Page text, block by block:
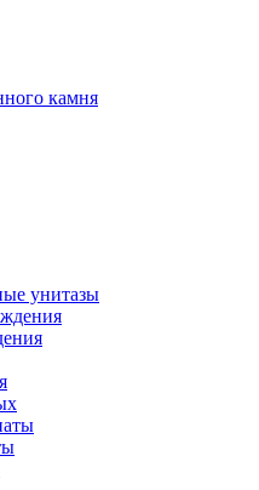
камня
унитазы